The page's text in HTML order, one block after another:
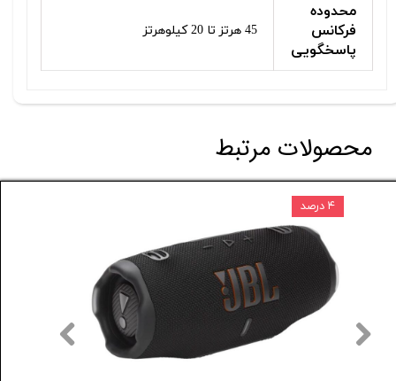
محدوده
فرکانس
پاسخگویی
45 هرتز تا 20 کیلوهرتز
محصولات مرتبط